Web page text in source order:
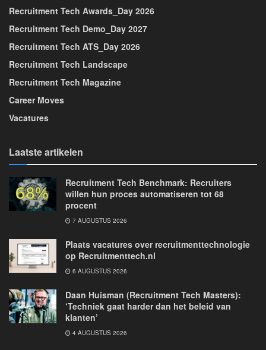
Recruitment Tech Awards_Day 2026
Recruitment Tech Demo_Day 2027
Recruitment Tech ATS_Day 2026
Recruitment Tech Landscape
Recruitment Tech Magazine
Career Moves
Vacatures
Laatste artikelen
Recruitment Tech Benchmark: Recruiters
willen hun proces automatiseren tot 68
procent
7 AUGUSTUS 2026
Plaats vacatures over recruitmenttechnologie
op Recruitmenttech.nl
6 AUGUSTUS 2026
Daan Huisman (Recruitment Tech Masters):
‘Techniek gaat harder dan het beleid van
klanten’
4 AUGUSTUS 2026